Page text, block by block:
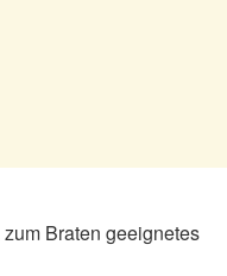
Braten geeignetes